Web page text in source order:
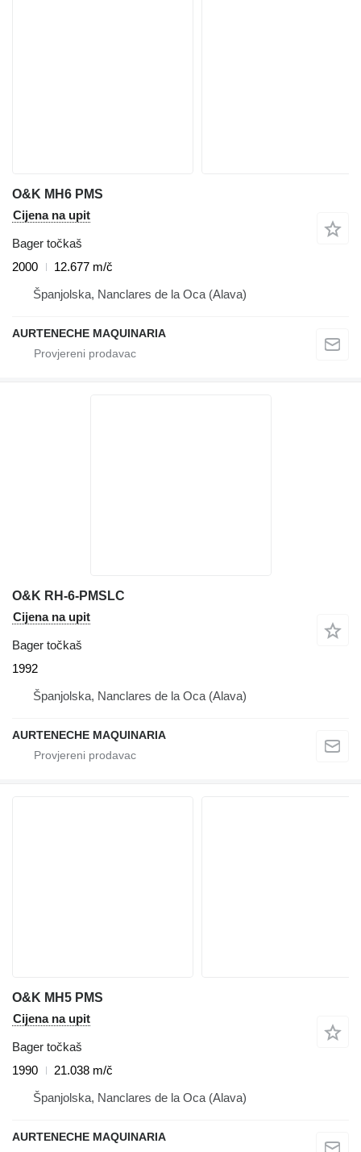
O&K MH6 PMS
Cijena na upit
Bager točkaš
2000
12.677 m/č
Španjolska, Nanclares de la Oca (Alava)
AURTENECHE MAQUINARIA
O&K RH-6-PMSLC
Cijena na upit
Bager točkaš
1992
Španjolska, Nanclares de la Oca (Alava)
AURTENECHE MAQUINARIA
O&K MH5 PMS
Cijena na upit
Bager točkaš
1990
21.038 m/č
Španjolska, Nanclares de la Oca (Alava)
AURTENECHE MAQUINARIA